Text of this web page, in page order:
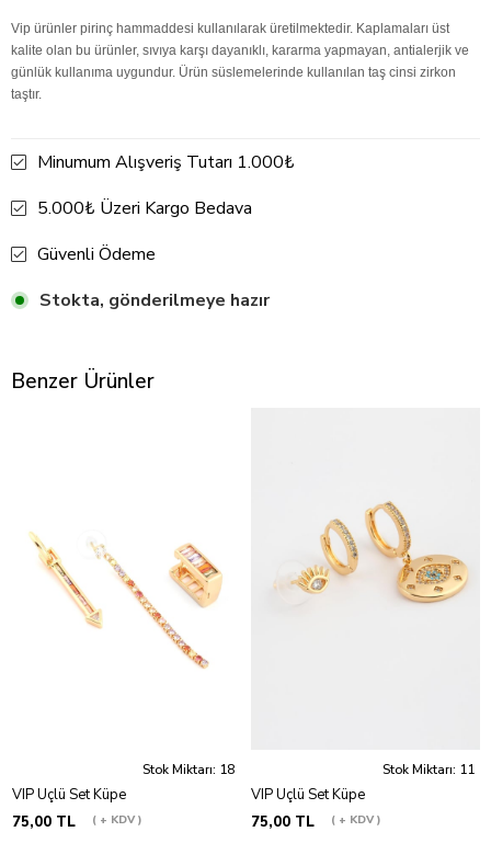
Vip ürünler pirinç hammaddesi kullanılarak üretilmektedir. Kaplamaları üst
kalite olan bu ürünler, sıvıya karşı dayanıklı, kararma yapmayan, antialerjik ve
günlük kullanıma uygundur. Ürün süslemelerinde kullanılan taş cinsi zirkon
taştır.
Minumum Alışveriş Tutarı 1.000₺
5.000₺ Üzeri Kargo Bedava
Güvenli Ödeme
Stokta, gönderilmeye hazır
Benzer Ürünler
Stok Miktarı: 18
VIP Üçlü Set Küpe
75,00 TL
+ KDV
Stok Miktarı: 11
VIP Üçlü Set Küpe
75,00 TL
+ KDV